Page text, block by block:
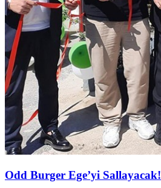
Odd Burger Ege’yi Sallayacak!